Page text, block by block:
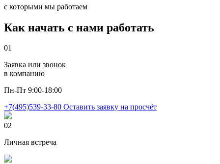
с которыми мы работаем
Как начать с нами работать
01
Заявка или звонок
в компанию
Пн-Пт 9:00-18:00
+7(495)539-33-80 Оставить заявку на просчёт
02
Личная встреча